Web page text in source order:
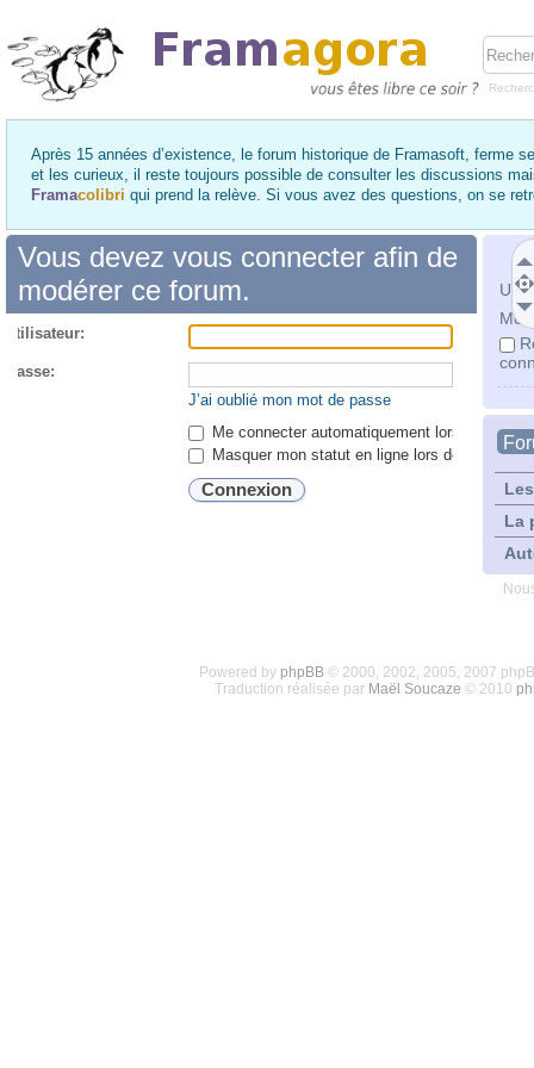
Après 15 années d’existence, le forum historique de Framasoft, ferme
et les curieux, il reste toujours possible de consulter les discussions
Framacolibri qui prend la relève. Si vous avez des questions, on se
Mot
La
Vous devez vous connecter afin de
modérer ce forum.
passe:
J’ai oublié mon mot de passe
Me connecter automatiquement lors de
Masquer mon statut en ligne lors de cette
Powered by phpBB© 2000, 2002, 2005, 2007
Traduction réalisée par Maël Soucaze © 2010